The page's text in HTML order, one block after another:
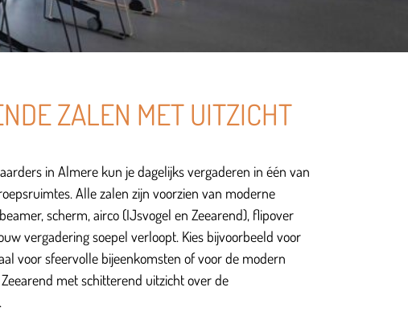
ZALEN MET UITZICHT
in Almere kun je dagelijks vergaderen in één van
Alle zalen zijn voorzien van moderne
scherm, airco (IJsvogel en Zeearend), flipover
vergadering soepel verloopt. Kies bijvoorbeeld voor
voor sfeervolle bijeenkomsten of voor de modern
met schitterend uitzicht over de